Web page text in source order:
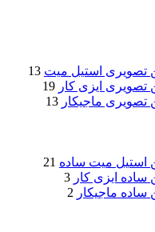
تصویری استیل میت 13
تصویری ایزی کار 19
تصویری ماجیکار 13
استیل میت ساده 21
ساده ایزی کار 3
ساده ماجیکار 2